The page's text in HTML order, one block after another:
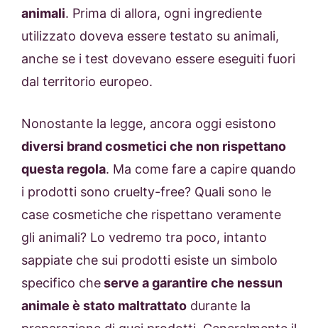
animali. Prima di allora, ogni ingrediente
utilizzato doveva essere testato su animali,
anche se i test dovevano essere eseguiti fuori
dal territorio europeo.
Nonostante la legge, ancora oggi esistono
diversi brand cosmetici che non rispettano
questa regola. Ma come fare a capire quando
i prodotti sono cruelty-free? Quali sono le
case cosmetiche che rispettano veramente
gli animali? Lo vedremo tra poco, intanto
sappiate che sui prodotti esiste un simbolo
specifico cheserve a garantire che nessun
animale è stato maltrattato durante la